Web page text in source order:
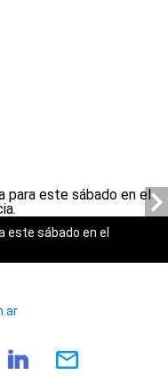
este sábado en el